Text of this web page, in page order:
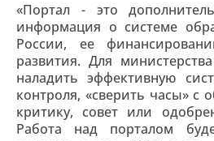
«Портал - это
информация о системе
России, ее
развития. Для
наладить эффективную
контроля, «сверить часы» с
критику, совет или
Работа над порталом